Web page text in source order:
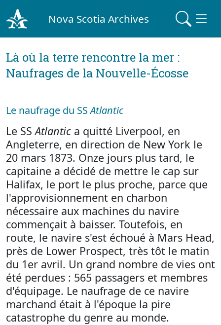
Nova Scotia Archives
Là où la terre rencontre la mer :
Naufrages de la Nouvelle-Écosse
Le naufrage du SSAtlantic
Le SSAtlantic a quitté Liverpool, en
Angleterre, en direction de New York le
20 mars 1873. Onze jours plus tard, le
capitaine a décidé de mettre le cap sur
Halifax, le port le plus proche, parce que
l'approvisionnement en charbon
nécessaire aux machines du navire
commençait à baisser. Toutefois, en
route, le navire s'est échoué à Mars Head,
près de Lower Prospect, très tôt le matin
du 1er avril. Un grand nombre de vies ont
été perdues : 565 passagers et membres
d'équipage. Le naufrage de ce navire
marchand était à l'époque la pire
catastrophe du genre au monde.